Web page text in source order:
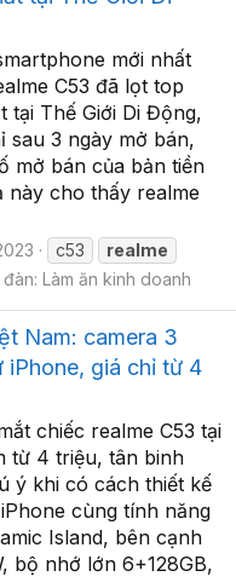
mới nhất
C53 đã lọt top
tại Thế Giới Di Động,
sau 3 ngày mở bán,
mở bán của bản tiền
này cho thấy realme
c53
realme
Làm ăn kinh doanh
Nam: camera 3
iPhone, giá chỉ từ 4
chiếc realme C53 tại
từ 4 triệu, tân binh
ý khi có cách thiết kế
cùng tính năng
Island, bên cạnh
bộ nhớ lớn 6+128GB,